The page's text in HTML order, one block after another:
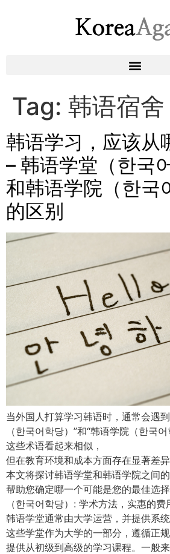
Tag: 韩语宿舍
韩语学习，应该从
– 韩语学堂（한국
和韩语学院（한국
的区别
当外国人打算学习韩语时，通常会遇
（한국어학당）”和“韩语学院（한국어
这些术语看起来相似，
但在教育环境和成本方面存在显著差异
本文将探讨韩语学堂和韩语学院之间的
帮助您确定哪一个可能是您的最佳选
（한국어학당）: 学术方法，实惠的
韩语学堂通常由大学运营，并提供系统
这些学堂作为大学的一部分，遵循正规
提供从初级到高级的学习课程。一般来